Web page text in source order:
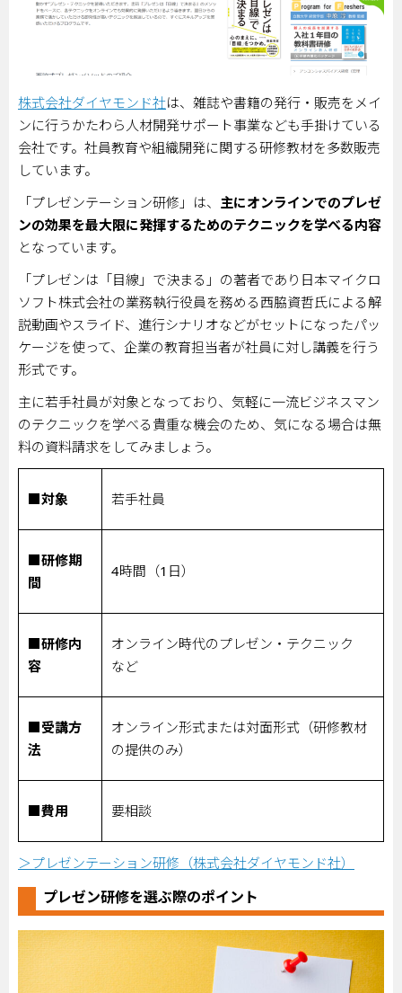
株式会社ダイヤモンド社は、雑誌や書籍の発行・販売をメイ
ンに行うかたわら人材開発サポート事業なども手掛けている
会社です。社員教育や組織開発に関する研修教材を多数販売
しています。
「プレゼンテーション研修」は、 主にオンラインでのプレゼ
ンの効果を最大限に発揮するためのテクニックを学べる内容
となっています。
「プレゼンは「目線」で決まる」の著者であり日本マイクロ
ソフト株式会社の業務執行役員を務める西脇資哲氏による解
説動画やスライド、進行シナリオなどがセットになったパッ
ケージを使って、企業の教育担当者が社員に対し講義を行う
形式です。
主に若手社員が対象となっており、気軽に一流ビジネスマン
のテクニックを学べる貴重な機会のため、気になる場合は無
料の資料請求をしてみましょう。
■対象 若手社員
■研修期
間
4時間（1 日）
■研修内
容
オンライン時代のプレゼン・テクニック
など
■受講方
法
オンライン形式または対面形式（研修教材
の提供のみ）
■費用 要相談
＞プレゼンテーション研修（株式会社ダイヤモンド社）
プレゼン研修を選ぶ際のポイント